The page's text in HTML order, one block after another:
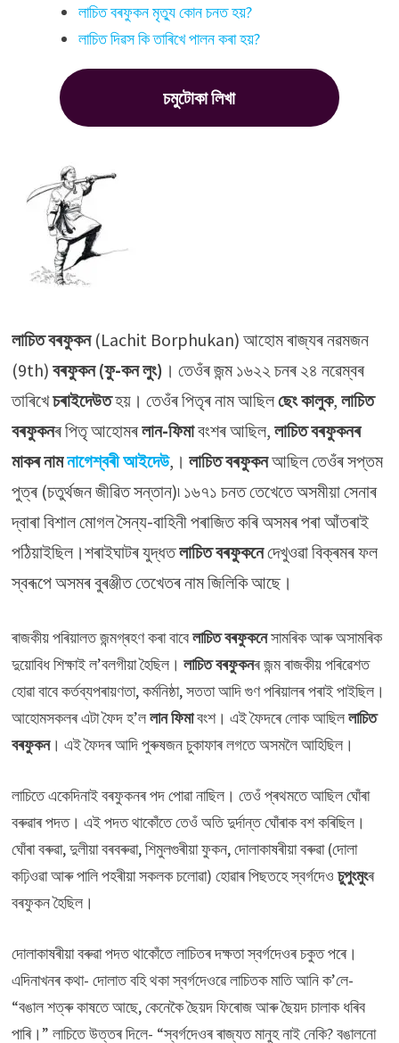
লাচিত বৰফুকন মৃত্যু কোন চনত হয়?
লাচিত দিৱস কি তাৰিখে পালন কৰা হয়?
চমুটোকা লিখা
লাচিত বৰফুকন(Lachit Borphukan) আহোম ৰাজ্যৰ নৱমজন
(9th) বৰফুকন (ফু-কন লুং) । তেওঁৰ জন্ম ১৬২২ চনৰ ২৪ নৱেম্বৰ
তাৰিখেচৰাইদেউতহয়। তেওঁৰ পিতৃৰ নাম আছিলছেং কালুক, লাচিত
বৰফুকনৰ পিতৃ আহোমৰলান-ফিমাবংশৰ আছিল, লাচিত বৰফুকনৰ
মাকৰ নামনাগেশ্বৰী আইদেউ,। লাচিত বৰফুকনআছিল তেওঁৰ সপ্তম
পুত্ৰ (চতুৰ্থজন জীৱিত সন্তান)৷ ১৬৭১ চনত তেখেতে অসমীয়া সেনাৰ
দ্বাৰা বিশাল মোগল সৈন্য-বাহিনী পৰাজিত কৰি অসমৰ পৰা আঁতৰাই
পঠিয়াইছিল।শৰাইঘাটৰ যুদ্ধতলাচিত বৰফুকনেদেখুওৱা বিক্ৰমৰ ফল
স্বৰূপে অসমৰ বুৰঞ্জীত তেখেতৰ নাম জিলিকি আছে।
ৰাজকীয় পৰিয়ালত জন্মগ্ৰহণ কৰা বাবেলাচিত বৰফুকনেসামৰিক আৰু অসামৰিক
দুয়োবিধ শিক্ষাই ল’বলগীয়া হৈছিল। লাচিত বৰফুকনৰ জন্ম ৰাজকীয় পৰিৱেশত
হোৱা বাবে কৰ্তব্যপৰায়ণতা, কৰ্মনিষ্ঠা, সততা আদি গুণ পৰিয়ালৰ পৰাই পাইছিল।
আহোমসকলৰ এটা ফৈদ হ’ললান ফিমাবংশ। এই ফৈদৰে লোক আছিললাচিত
বৰফুকন। এই ফৈদৰ আদি পুৰুষজন চুকাফাৰ লগতে অসমলৈ আহিছিল।
লাচিতে একেদিনাই বৰফুকনৰ পদ পোৱা নাছিল। তেওঁ প্ৰথমতে আছিল ঘোঁৰা
বৰুৱাৰ পদত। এই পদত থাকোঁতে তেওঁ অতি দুৰ্দান্ত ঘোঁৰাক বশ কৰিছিল।
ঘোঁৰা বৰুৱা, দুলীয়া বৰবৰুৱা, শিমুলগুৰীয়া ফুকন, দোলাকাষৰীয়া বৰুৱা (দোলা
কঢ়িওৱা আৰু পালি পহৰীয়া সকলক চলোৱা) হোৱাৰ পিছতহে স্বৰ্গদেও চুপুংমুংৰ
বৰফুকন হৈছিল।
দোলাকাষৰীয়া বৰুৱা পদত থাকোঁতে লাচিতৰ দক্ষতা স্বৰ্গদেওৰ চকুত পৰে।
এদিনাখনৰ কথা- দোলাত বহি থকা স্বৰ্গদেওৱে লাচিতক মাতি আনি ক’লে-
“বঙাল শত্ৰু কাষতে আছে, কেনেকৈ ছৈয়দ ফিৰোজ আৰু ছৈয়দ চালাক ধৰিব
পাৰি।” লাচিতে উত্তৰ দিলে- “স্বৰ্গদেওৰ ৰাজ্যত মানুহ নাই নেকি? বঙালনো